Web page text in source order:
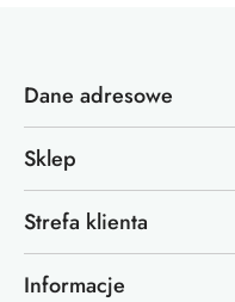
Dane adresowe
Sklep
Strefa klienta
Informacje